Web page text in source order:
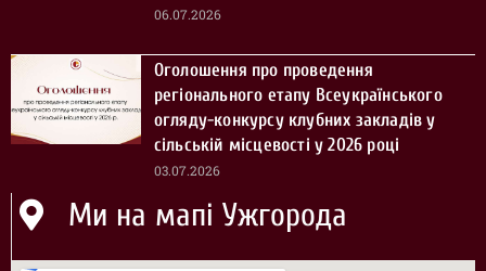
06.07.2026
Оголошення про проведення
регіонального етапу Всеукраїнського
огляду-конкурсу клубних закладів у
сільській місцевості у 2026 році
03.07.2026
Ми на мапі Ужгорода